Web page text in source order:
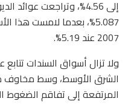
5.087%، بعدما لامست
2007 عند 5.19%.
ولا تزال أسواق السندات
الشرق الأوسط، وسط مخاوف
المرتفعة إلى تفاقم الضغوط